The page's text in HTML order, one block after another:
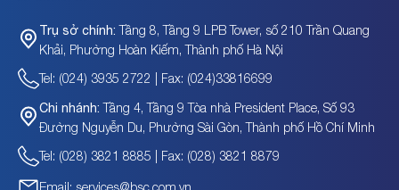
Trụ sở chính: Tầng 8, Tầng 9 LPB Tower, số 210 Trần Quang
Khải, Phường Hoàn Kiếm, Thành phố Hà Nội
Tel: (024) 3935 2722 | Fax: (024)33816699
Chi nhánh: Tầng 4, Tầng 9 Tòa nhà President Place, Số 93
Đường Nguyễn Du, Phường Sài Gòn, Thành phố Hồ Chí Minh
Tel: (028) 3821 8885 | Fax: (028) 3821 8879
Email: services@bsc.com.vn